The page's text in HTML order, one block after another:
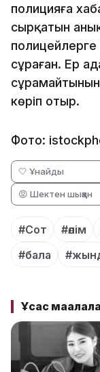
полицияға
сырқатын
сұраған. Ер
көріп отыр.
Фото:
🤍 Ұнайды
😡 Шектен шыққан
#Сот #өлім
#бала
Ұқсас